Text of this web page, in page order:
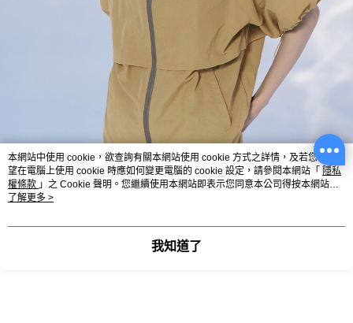
本網站中使用 cookie，欲查詢有關本網站使用 cookie 方式之詳情，及若您不希
望在電腦上使用 cookie 時應如何變更電腦的 cookie 設定，請參閱本網站「 隱私
權條款 」之 Cookie 聲明。您繼續使用本網站即表示您同意本公司得按本網站使
用條款之 Cookie 聲明使用 cookie。
了解更多 >
我知道了